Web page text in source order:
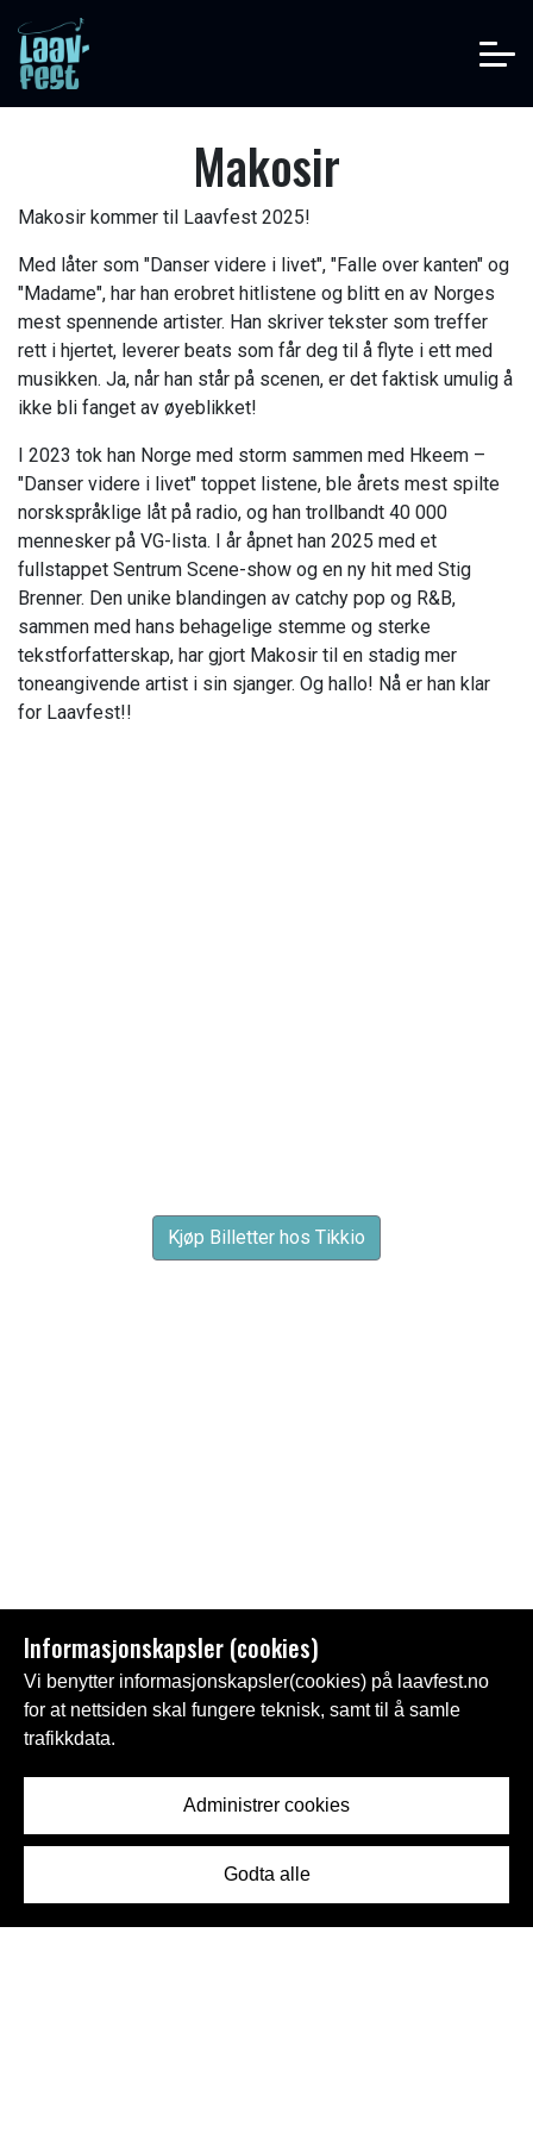
Program
Workshops
Billetter
Frivillig
Info
Kontakt
Makosir
Makosir kommer til Laavfest 2025!
Med låter som "Danser videre i livet", "Falle over kanten" og
"Madame", har han erobret hitlistene og blitt en av Norges
mest spennende artister. Han skriver tekster som treffer
rett i hjertet, leverer beats som får deg til å flyte i ett med
musikken. Ja, når han står på scenen, er det faktisk umulig å
ikke bli fanget av øyeblikket!
I 2023 tok han Norge med storm sammen med Hkeem –
"Danser videre i livet" toppet listene, ble årets mest spilte
norskspråklige låt på radio, og han trollbandt 40 000
mennesker på VG-lista. I år åpnet han 2025 med et
fullstappet Sentrum Scene-show og en ny hit med Stig
Brenner. Den unike blandingen av catchy pop og R&B,
sammen med hans behagelige stemme og sterke
tekstforfatterskap, har gjort Makosir til en stadig mer
toneangivende artist i sin sjanger. Og hallo! Nå er han klar
for Laavfest!!
Kjøp Billetter hos Tikkio
NEDTELLING TIL
Informasjonskapsler (cookies)
Vi benytter informasjonskapsler(cookies) på laavfest.no
for at nettsiden skal fungere teknisk, samt til å samle
trafikkdata.
Administrer cookies
Godta alle